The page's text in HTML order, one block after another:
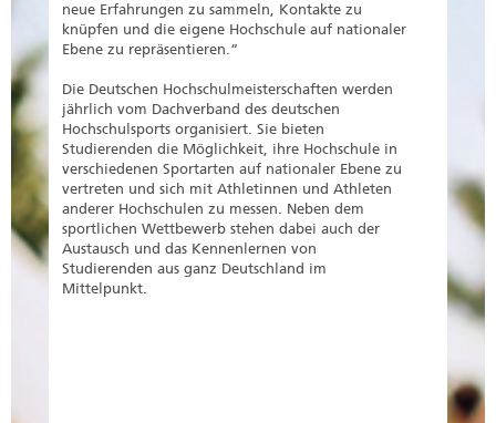
neue Erfahrungen zu sammeln, Kontakte zu
knüpfen und die eigene Hochschule auf nationaler
Ebene zu repräsentieren.“
Die Deutschen Hochschulmeisterschaften werden
jährlich vom Dachverband des deutschen
Hochschulsports organisiert. Sie bieten
Studierenden die Möglichkeit, ihre Hochschule in
verschiedenen Sportarten auf nationaler Ebene zu
vertreten und sich mit Athletinnen und Athleten
anderer Hochschulen zu messen. Neben dem
sportlichen Wettbewerb stehen dabei auch der
Austausch und das Kennenlernen von
Studierenden aus ganz Deutschland im
Mittelpunkt.